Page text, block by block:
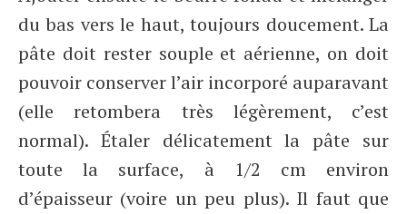
du bas vers le haut, toujours doucement. La
pâte doit rester souple et aérienne, on doit
pouvoir conserver l’air incorporé auparavant
(elle retombera très légèrement, c’est
normal). Étaler délicatement la pâte sur
toute la surface, à 1/2 cm environ
d’épaisseur (voire un peu plus). Il faut que